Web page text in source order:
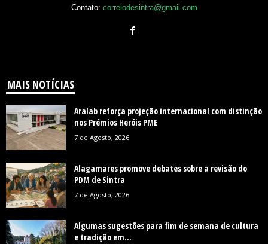
Contato: correiodesintra@gmail.com
MAIS NOTÍCIAS
Aralab reforça projeção internacional com distinção
nos Prémios Heróis PME
7 de Agosto, 2026
Alagamares promove debates sobre a revisão do
PDM de Sintra
7 de Agosto, 2026
Algumas sugestões para fim de semana de cultura
e tradição em...